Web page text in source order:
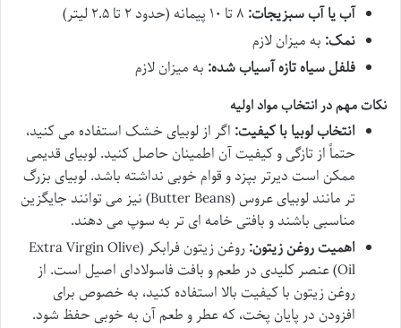
آب یا آب سبزیجات:
نمک: به میزان لازم
فلفل سیاه تازه آسیاب شده: به میزان لازم
نکات مهم در انتخاب مواد اولیه
انتخاب لوبیا با کیفیت: اگر از لوبیای خشک استفاده می کنید،
حتماً از تازگی و کیفیت آن اطمینان حاصل کنید. لوبیای قدیمی
ممکن است دیرتر بپزد و قوام خوبی نداشته باشد. لوبیای بزرگ
تر مانند لوبیای عروس (Butter Beans) نیز می توانند جایگزین
مناسبی باشند و بافتی خامه ای تر به سوپ می دهند.
اهمیت روغن زیتون:
روغن زیتون فرابکر (Extra Virgin Olive
Oil) عنصر کلیدی در طعم و بافت فاسولادای اصیل است. از
روغن زیتون با کیفیت بالا استفاده کنید، به خصوص برای
افزودن در پایان پخت، که عطر و طعم آن به خوبی حفظ شود.